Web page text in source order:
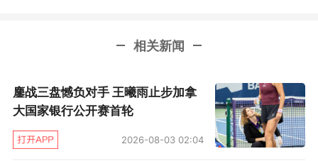
好！”观看她的比赛，也会感叹她击球的球质是真
的重。除了此次的伤病因素之外，那么，到底是
什么因素阻碍了她冲到更高呢？一些球迷会觉
得，复出后的王曦雨打得更沉稳了，而她也表
示，“现在打球比过去更有耐心一些。”
相关新闻
鏖战三盘憾负对手 王曦雨止步加拿
大国家银行公开赛首轮
2026-08-03 02:04